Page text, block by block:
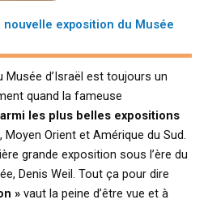
nouvelle exposition du Musée
Musée d’Israël est toujours un
quand la fameuse
les plus belles expositions
Moyen Orient et Amérique du Sud.
grande exposition sous l’ère du
Denis Weil. Tout ça pour dire
» vaut la peine d’être vue et à